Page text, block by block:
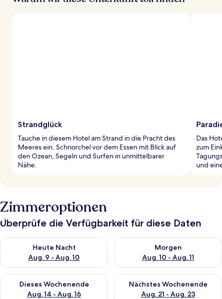
Strandglück
Tauche in diesem Hotel am Strand in die Pracht des
Meeres ein. Schnorchel vor dem Essen mit Blick auf
den Ozean, Segeln und Surfen in unmittelbarer
Nähe.
Das
zum
und
Zimmeroptionen
Überprüfe die Verfügbarkeit für diese Daten
Heute Nacht
Aug. 9 - Aug. 10
Überprüfe die Verfügbarkeit für heute Nacht, Aug. 9 - Aug.
Morgen
Aug. 10 - Aug. 11
Überprüfe die Verfügbarkeit
Dieses Wochenende
Aug. 14 - Aug. 16
Überprüfe die Verfügbarkeit für dieses Wochenende, Aug. 14
Nächstes Wochenende
Aug. 21 - Aug. 23
Überprüfe die Verfügbarkeit